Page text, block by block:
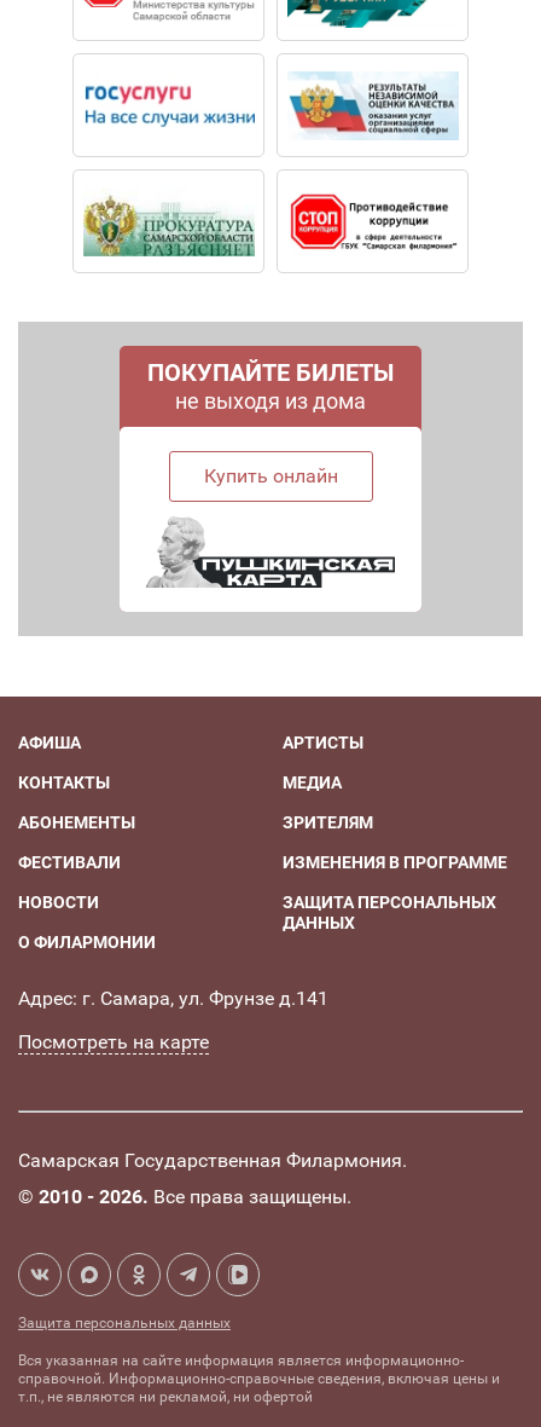
ПОКУПАЙТЕ БИЛЕТЫ
не выходя из дома
Купить онлайн
АФИША
КОНТАКТЫ
АБОНЕМЕНТЫ
ФЕСТИВАЛИ
НОВОСТИ
О ФИЛАРМОНИИ
АРТИСТЫ
МЕДИА
ЗРИТЕЛЯМ
ИЗМЕНЕНИЯ В ПРОГРАММЕ
ЗАЩИТА ПЕРСОНАЛЬНЫХ
ДАННЫХ
Адрес: г. Самара, ул. Фрунзе д.141
Посмотреть на карте
Самарская Государственная Филармония.
© 2010 - 2026. Все права защищены.
Защита персональных данных
Вся указанная на сайте информация является информационно-
справочной. Информационно-справочные сведения, включая цены и
т.п., не являются ни рекламой, ни офертой